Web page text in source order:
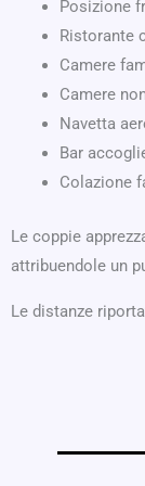
Posizione
Ristorante
Camere
Camere
Navetta
Bar
Colazione
Le coppie
attribuendole un
Le distanze